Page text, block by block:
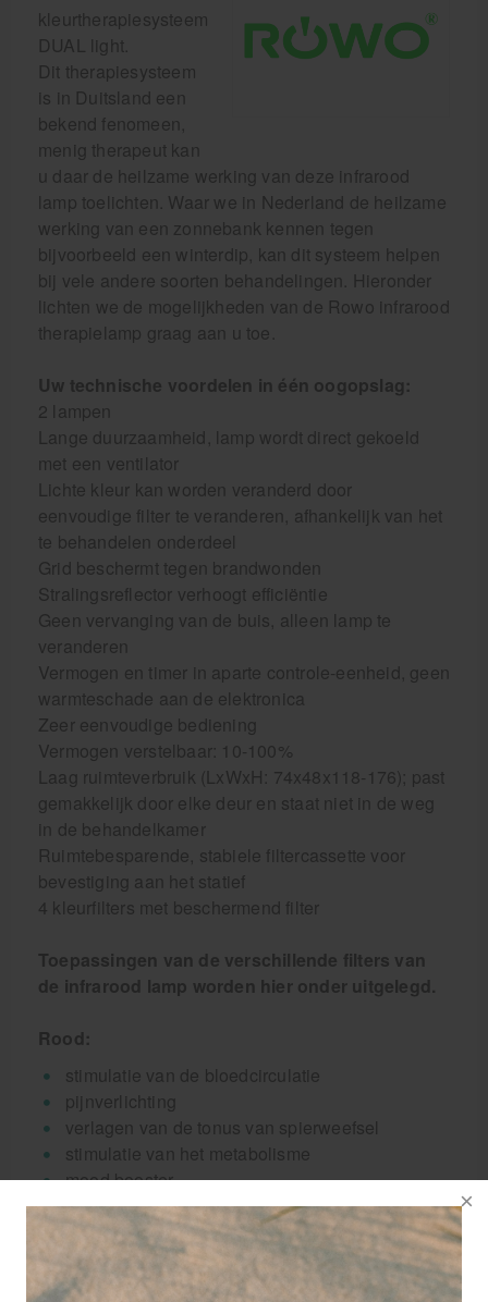
kleurtherapiesysteem
DUAL light.
Dit therapiesysteem
is in Duitsland een
bekend fenomeen,
menig therapeut kan
u daar de heilzame werking van deze infrarood
lamp toelichten. Waar we in Nederland de heilzame
werking van een zonnebank kennen tegen
bijvoorbeeld een winterdip, kan dit systeem helpen
bij vele andere soorten behandelingen. Hieronder
lichten we de mogelijkheden van de Rowo infrarood
therapielamp graag aan u toe.
Uw technische voordelen in één oogopslag:
2 lampen
Lange duurzaamheid, lamp wordt direct gekoeld
met een ventilator
Lichte kleur kan worden veranderd door
eenvoudige filter te veranderen, afhankelijk van het
te behandelen onderdeel
Grid beschermt tegen brandwonden
Stralingsreflector verhoogt efficiëntie
Geen vervanging van de buis, alleen lamp te
veranderen
Vermogen en timer in aparte controle-eenheid, geen
warmteschade aan de elektronica
Zeer eenvoudige bediening
Vermogen verstelbaar: 10-100%
Laag ruimteverbruik (LxWxH: 74x48x118-176); past
gemakkelijk door elke deur en staat niet in de weg
in de behandelkamer
Ruimtebesparende, stabiele filtercassette voor
bevestiging aan het statief
4 kleurfilters met beschermend filter
Toepassingen van de verschillende filters van
de infrarood lamp worden hier onder uitgelegd.
Rood:
stimulatie van de bloedcirculatie
pijnverlichting
verlagen van de tonus van spierweefsel
stimulatie van het metabolisme
mood booster
bevordering van de elasticiteit van verbonden
weefselstructuren
oranje: